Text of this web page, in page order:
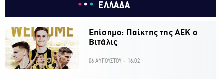
ΕΛΛΑΔΑ
Επίσημο: Παίκτης της ΑΕΚ ο
Βιτάλις
06 ΑΥΓΟΥΣΤΟΥ - 16:02